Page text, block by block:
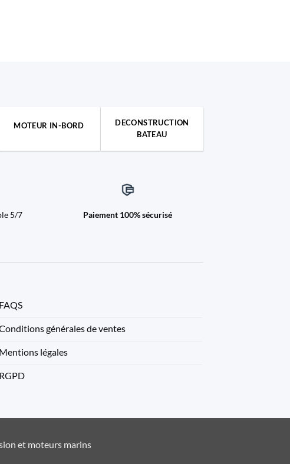
MOTEUR IN-BORD
DECONSTRUCTION
BATEAU
5/7 Paiement 100% sécurisé
FAQS
générales de ventes
Mentions légales
RGPD
et moteurs marins